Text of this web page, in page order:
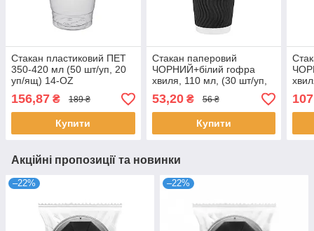
Стакан пластиковий ПЕТ
350-420 мл (50 шт/уп, 20
уп/ящ) 14-OZ
156,87 ₴ 189 ₴
Купити
Стакан паперовий
ЧОРНИЙ+білий гофра
хвиля, 110 мл, (30 шт/уп,
53,20₴ 56 ₴
Купити
Акційні пропозиції та новинки
–22% –22%